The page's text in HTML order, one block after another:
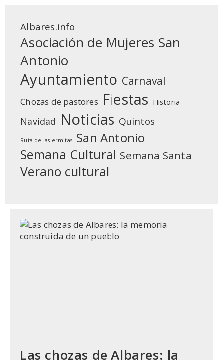
Albares.info
Asociación de Mujeres San
Antonio
Ayuntamiento Carnaval
Chozas de pastores Fiestas Historia
Navidad Noticias Quintos
Ruta de las ermitas San Antonio
Semana Cultural Semana Santa
Verano cultural
Las chozas de Albares: la